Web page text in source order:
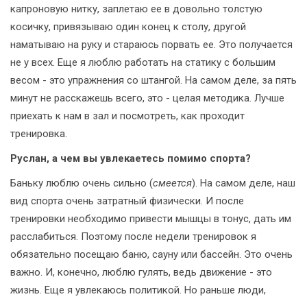
капроновую нитку, заплетаю ее в довольно толстую
косичку, привязываю один конец к столу, другой
наматываю на руку и стараюсь порвать ее. Это получается
не у всех. Еще я люблю работать на статику с большим
весом - это упражнения со штангой. На самом деле, за пять
минут не расскажешь всего, это - целая методика. Лучше
приехать к нам в зал и посмотреть, как проходит
тренировка.
Руслан, а чем вы увлекаетесь помимо спорта?
Баньку люблю очень сильно (смеется). На самом деле, наш
вид спорта очень затратный физически. И после
тренировки необходимо привести мышцы в тонус, дать им
расслабиться. Поэтому после недели тренировок я
обязательно посещаю баню, сауну или бассейн. Это очень
важно. И, конечно, люблю гулять, ведь движение - это
жизнь. Еще я увлекаюсь политикой. Но раньше люди,